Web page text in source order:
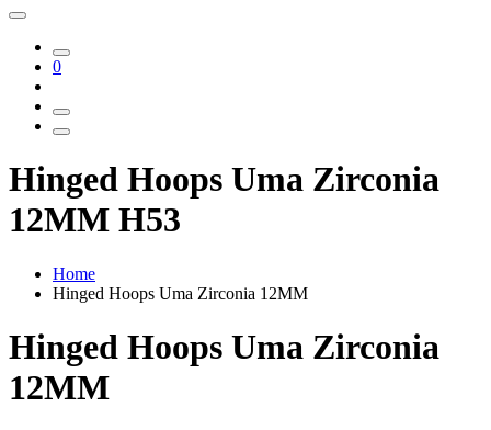
0
Hinged Hoops Uma Zirconia
12MM H53
Home
Hinged Hoops Uma Zirconia 12MM
Hinged Hoops Uma Zirconia
12MM